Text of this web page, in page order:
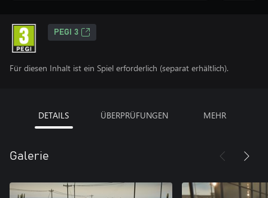
PEGI 3
Für diesen Inhalt ist ein Spiel erforderlich (separat erhältlich).
DETAILS ÜBERPRÜFUNGEN MEHR
Galerie